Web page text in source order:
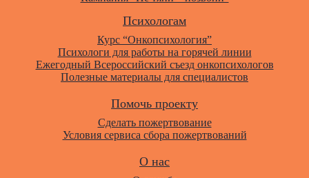
Психологам
Курс “Онкопсихология”
Психологи для работы на горячей линии
Ежегодный Всероссийский cъезд онкопсихологов
Полезные материалы для специалистов
Помочь проекту
Сделать пожертвование
Условия сервиса сбора пожертвований
О нас